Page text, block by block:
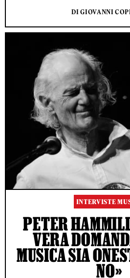
DI GIOVANNI
INTERVISTE
PETER
VERA
MUSICA SIA
NO»